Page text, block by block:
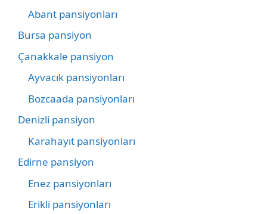
Abant pansiyonları
Bursa pansiyon
Çanakkale pansiyon
Ayvacık pansiyonları
Bozcaada pansiyonları
Denizli pansiyon
Karahayıt pansiyonları
Edirne pansiyon
Enez pansiyonları
Erikli pansiyonları